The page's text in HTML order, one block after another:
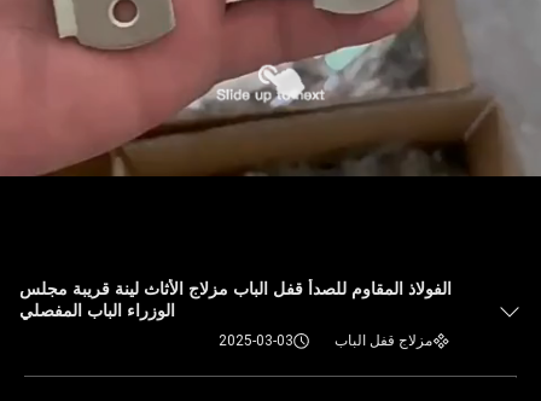
الفولاذ المقاوم للصدأ قفل الباب مزلاج الأثاث لينة قريبة مجلس
الوزراء الباب المفصلي
مزلاج قفل الباب 2025-03-03